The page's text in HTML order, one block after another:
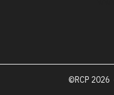
©RCP 2026